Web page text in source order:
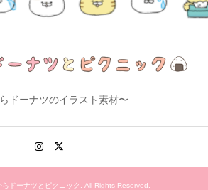
ドーナツのイラスト素材〜
らドーナツとピクニック. All Rights Reserved.